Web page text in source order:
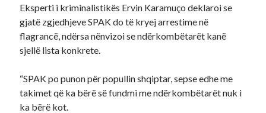
Eksperti i kriminalistikës Ervin Karamuço deklaroi se
gjatë zgjedhjeve SPAK do të kryej arrestime në
flagrancë, ndërsa nënvizoi se ndërkombëtarët kanë
sjellë lista konkrete.
“SPAK po punon për popullin shqiptar, sepse edhe me
takimet që ka bërë së fundmi me ndërkombëtarët nuk i
ka bërë kot.